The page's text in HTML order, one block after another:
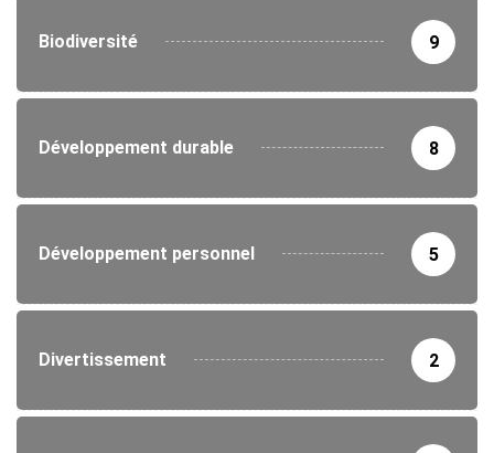
Biodiversité 9
Développement durable 8
Développement personnel 5
Divertissement 2